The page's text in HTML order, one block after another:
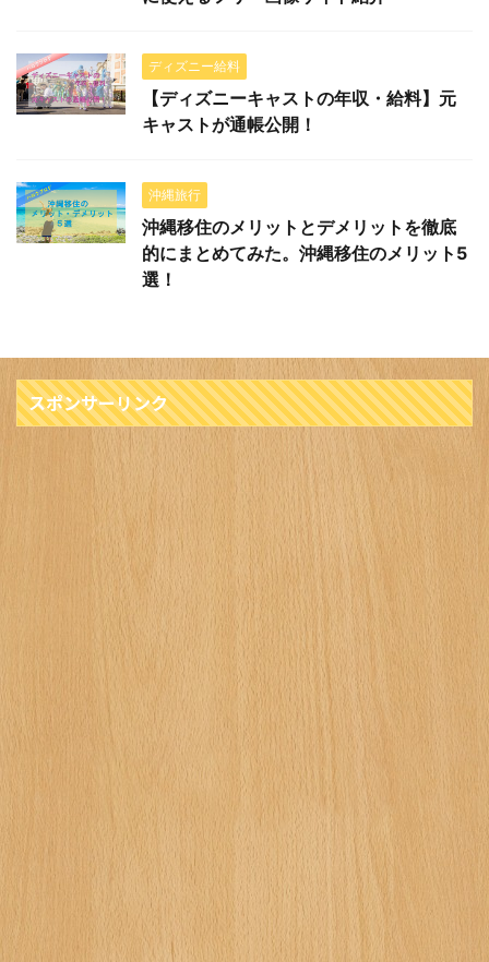
ディズニー給料
【ディズニーキャストの年収・給料】元
キャストが通帳公開！
沖縄旅行
沖縄移住のメリットとデメリットを徹底
的にまとめてみた。沖縄移住のメリット5
選！
スポンサーリンク